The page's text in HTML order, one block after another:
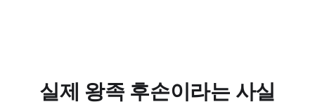
실제 왕족 후손이라는 사실